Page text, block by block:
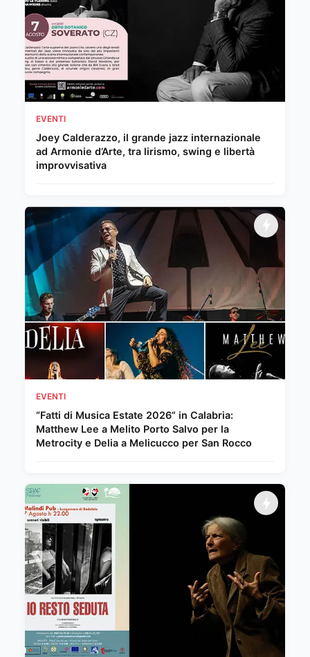
EVENTI
Joey Calderazzo, il grande jazz internazionale
ad Armonie d’Arte, tra lirismo, swing e libertà
improvvisativa
EVENTI
“Fatti di Musica Estate 2026” in Calabria:
Matthew Lee a Melito Porto Salvo per la
Metrocity e Delia a Melicucco per San Rocco